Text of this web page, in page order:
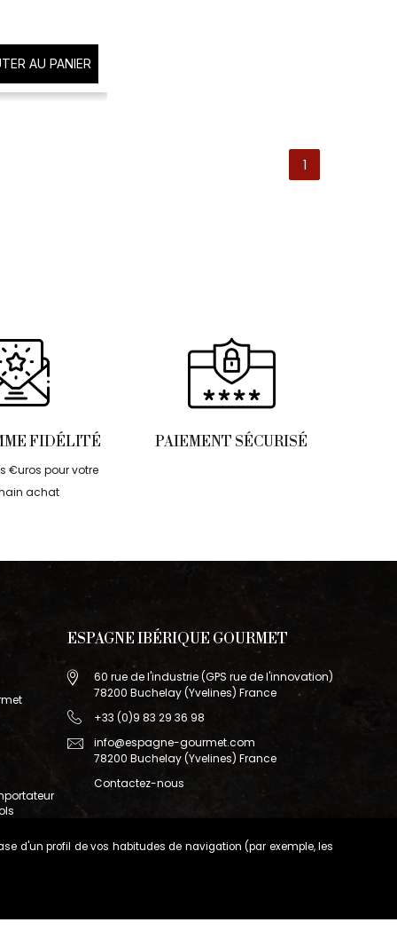
d'un profil de vos habitudes de navigation (par exemple, les
AU PANIER
1
FIDÉLITÉ
€uros pour votre
achat
PAIEMENT SÉCURISÉ
ESPAGNE IBÉRIQUE GOURMET
60 rue de l'industrie (GPS rue de l'innovation)
78200 Buchelay (Yvelines) France
+33 (0)9 83 29 36 98
info@espagne-gourmet.com
78200 Buchelay (Yvelines) France
Contactez-nous